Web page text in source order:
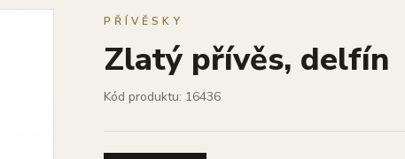
PŘÍVĚSKY
Zlatý přívěs, delfín
Kód produktu: 16436